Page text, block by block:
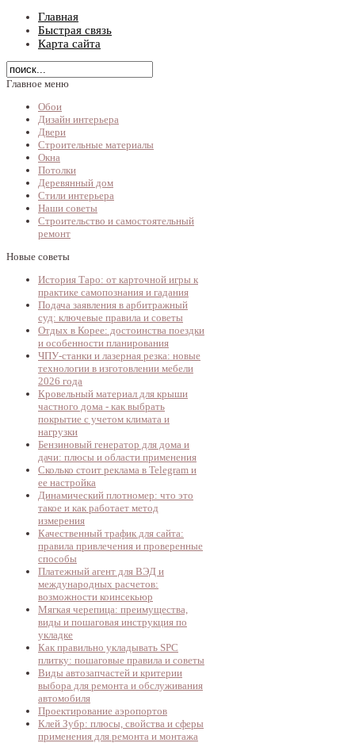
Главная
Быстрая связь
Карта сайта
Главное меню
Обои
Дизайн интерьера
Двери
Строительные материалы
Окна
Потолки
Деревянный дом
Стили интерьера
Наши советы
Строительство и самостоятельный
ремонт
Новые советы
История Таро: от карточной игры к
практике самопознания и гадания
Подача заявления в арбитражный
суд: ключевые правила и советы
Отдых в Корее: достоинства поездки
и особенности планирования
ЧПУ-станки и лазерная резка: новые
технологии в изготовлении мебели
2026 года
Кровельный материал для крыши
частного дома - как выбрать
покрытие с учетом климата и
нагрузки
Бензиновый генератор для дома и
дачи: плюсы и области применения
Сколько стоит реклама в Telegram и
ее настройка
Динамический плотномер: что это
такое и как работает метод
измерения
Качественный трафик для сайта:
правила привлечения и проверенные
способы
Платежный агент для ВЭД и
международных расчетов:
возможности коинсекьюр
Мягкая черепица: преимущества,
виды и пошаговая инструкция по
укладке
Как правильно укладывать SPC
плитку: пошаговые правила и советы
Виды автозапчастей и критерии
выбора для ремонта и обслуживания
автомобиля
Проектирование аэропортов
Клей Зубр: плюсы, свойства и сферы
применения для ремонта и монтажа